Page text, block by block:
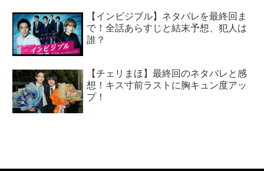
【インビジブル】ネタバレを最終回ま
で！全話あらすじと結末予想、犯人は
誰？
【チェリまほ】最終回のネタバレと感
想！キス寸前ラストに胸キュン度アッ
プ！